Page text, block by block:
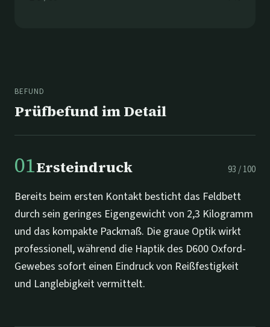
BEFUND
Prüfbefund im Detail
01Ersteindruck 93 /100
Bereits beim ersten Kontakt besticht das Feldbett
durch sein geringes Eigengewicht von 2,3 Kilogramm
und das kompakte Packmaß. Die graue Optik wirkt
professionell, während die Haptik des D600 Oxford-
Gewebes sofort einen Eindruck von Reißfestigkeit
und Langlebigkeit vermittelt.